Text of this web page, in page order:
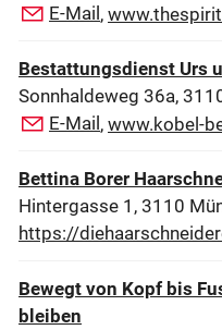
E-Mail ,
Bestattungsdienst Urs
Sonnhaldeweg 36a,
E-Mail , www.kobel-
Bettina Borer
Hintergasse 1, 3110
https://
Bewegt von Kopf bis
bleiben